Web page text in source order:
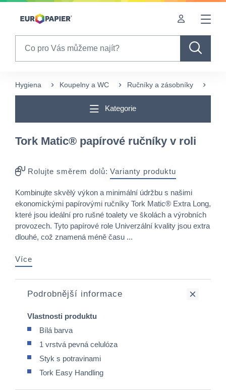
Table Of Content
Často nakupované s tímto produktem
Pro Vás zajímavé produkty
Hygiena Koupelny a WC Ručníky a zásobníky
Kategorie
Tork Matic® papírové ručníky v roli
Rolujte směrem dolů: Varianty produktu
Kombinujte skvělý výkon a minimální údržbu s našimi
ekonomickými papírovými ručníky Tork Matic® Extra Long,
které jsou ideální pro rušné toalety ve školách a výrobních
provozech. Tyto papírové role Univerzální kvality jsou extra
dlouhé, což znamená méně času ...
Více
Podrobnější informace
Vlastnosti produktu
Bílá barva
1 vrstvá pevná celulóza
Styk s potravinami
Tork Easy Handling